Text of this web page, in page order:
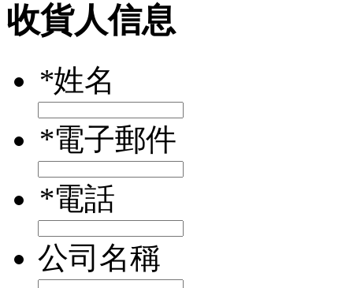
收貨人信息
*姓名
*電子郵件
*電話
公司名稱